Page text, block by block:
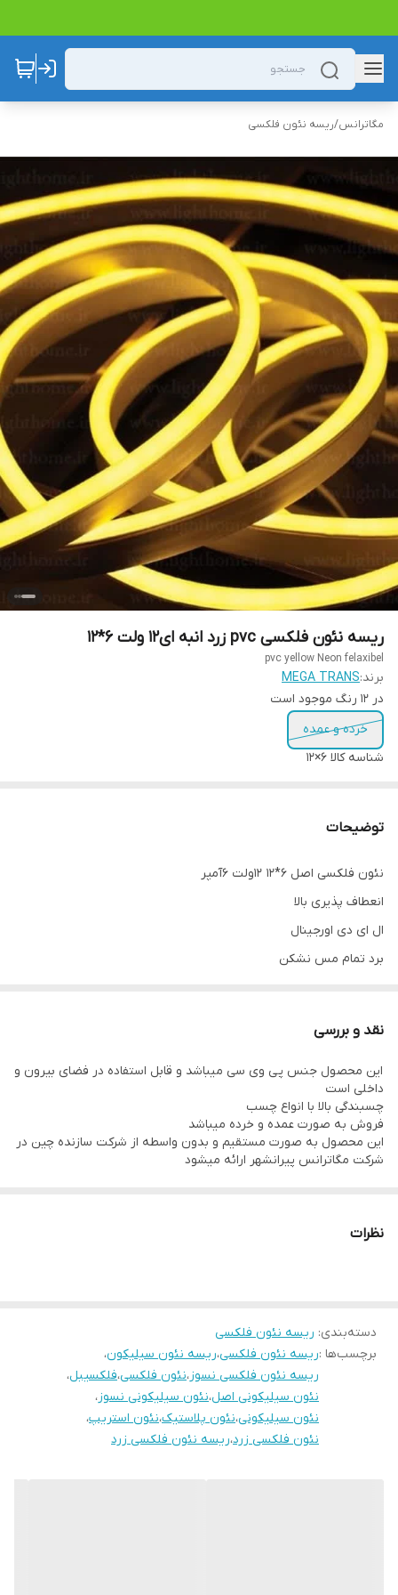
مگاترانس/ریسه نئون فلکسی
ریسه نئون فلکسی pvc زرد انبه ای12 ولت 6*12
pvc yellow Neon felaxibel
برند:MEGA TRANS
در ۱۲ رنگ موجود است
خرده و عمده
شناسه کالا 6×12
توضیحات
نئون فلکسی اصل 6*12 12ولت 6آمپر
انعطاف پذیری بالا
ال ای دی اورجینال
برد تمام مس نشکن
ارسال به سراسر کشور
نقد و بررسی
این محصول جنس پی وی سی میباشد و قابل استفاده در فضای بیرون و
داخلی است
چسبندگی بالا با انواع چسب
فروش به صورت عمده و خرده میباشد
این محصول به صورت مستقیم و بدون واسطه از شرکت سازنده چین در
شرکت مگاترانس پیرانشهر ارائه میشود
نظرات
دسته‌بندی: ریسه نئون فلکسی
برچسب‌ها :ریسه نئون فلکسی،ریسه نئون سیلیکون،
ریسه نئون فلکسی نسوز،نئون فلکسی،فلکسیبل،
نئون سیلیکونی اصل،نئون سیلیکونی نسوز،
نئون سیلیکونی،نئون پلاستیک،نئون استریپ،
نئون فلکسی زرد،ریسه نئون فلکسی زرد